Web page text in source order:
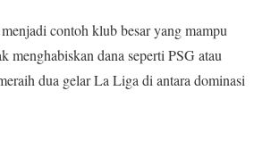
contoh klub besar yang mampu
menghabiskan dana seperti PSG atau
dua gelar La Liga di antara dominasi